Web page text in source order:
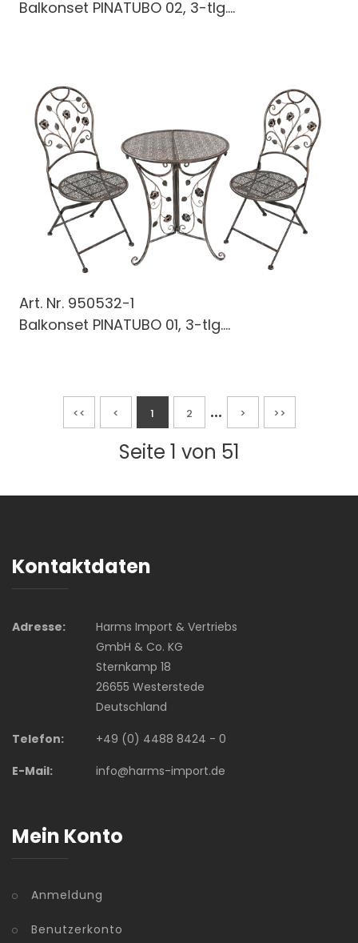
Balkonset PINATUBO 02, 3-tlg....
Art. Nr. 950532-1
Balkonset PINATUBO 01, 3-tlg....
<< < 1 2 ... > >>
Seite 1 von 51
Kontaktdaten
Adresse:
Harms Import & Vertriebs
GmbH & Co. KG
Sternkamp 18
26655 Westerstede
Deutschland
Telefon:
+49 (0) 4488 8424 - 0
E-Mail:
info@harms-import.de
Mein Konto
Anmeldung
Benutzerkonto